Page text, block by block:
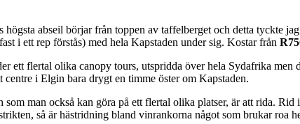
högsta abseil börjar från toppen av taffelberget och detta tyckte
i ett rep förstås) med hela Kapstaden under sig. Kostar från
ett flertal olika canopy tours, utspridda över hela Sydafrika
i Elgin bara drygt en timme öster om Kapstaden.
man också kan göra på ett flertal olika platser, är att rida.
så är hästridning bland vinrankorna något som brukar roa